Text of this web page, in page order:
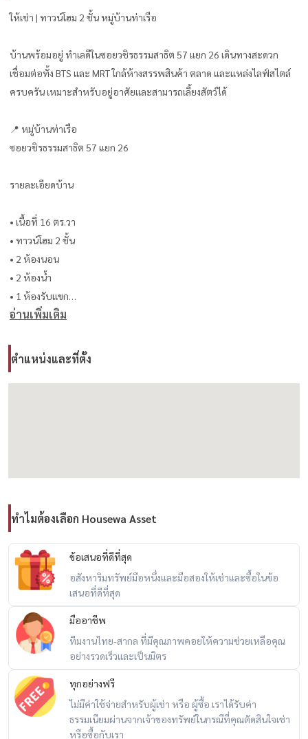
ให้เช่า | ทาวน์โฮม 2 ชั้น หมู่บ้านท่าเรือ
บ้านพร้อมอยู่ ทำเลดีในซอยวชิรธรรมสาธิต 57 แยก 26 เดินทางสะดวก
เชื่อมต่อทั้ง BTS และ MRT ใกล้ห้างสรรพสินค้า ตลาด และแหล่งไลฟ์สไตล์
ครบครัน เหมาะสำหรับอยู่อาศัยและสามารถเลี้ยงสัตว์ได้
📍 หมู่บ้านท่าเรือ
ซอยวชิรธรรมสาธิต 57 แยก 26
รายละเอียดบ้าน
• เนื้อที่ 16 ตร.วา
• ทาวน์โฮม 2 ชั้น
• 2 ห้องนอน
• 2 ห้องน้ำ
• 1 ห้องรับแขก
• 1 ห้องครัว
ค่าเช่า
• เงินประกัน 2 เดือน
• เครื่องปรับอากาศ 2 เครื่อง
• ตู้เย็น 1 เครื่อง
• เครื่องซักผ้า 1 เครื่อง
จุดเด่น
• Pet Friendly สามารถเลี้ยงสัตว์ได้
• บ้านพร้อมเข้าอยู่
• ทำเลสะดวก ใกล้รถไฟฟ้า
อ่านเพิ่มเติม
ตำแหน่งและที่ตั้ง
ทำไมต้องเลือก Housewa Asset
ข้อเสนอที่ดีที่สุด
อสังหาริมทรัพย์มือหนึ่งและมือสองให้เช่าและซื้อในข้อ
เสนอที่ดีที่สุด
มืออาชีพ
ทีมงานไทย-สากล ที่มีคุณภาพคอยให้ความช่วยเหลือคุณ
อย่างรวดเร็วและเป็นมิตร
ทุกอย่างฟรี
ไม่มีค่าใช้จ่ายสำหรับผู้เช่า หรือ ผู้ซื้อ เราได้รับค่า
ธรรมเนียมผ่านจากเจ้าของทรัพย์ในกรณีที่คุณตัดสินใจเช่า
หรือซื้อกับเรา